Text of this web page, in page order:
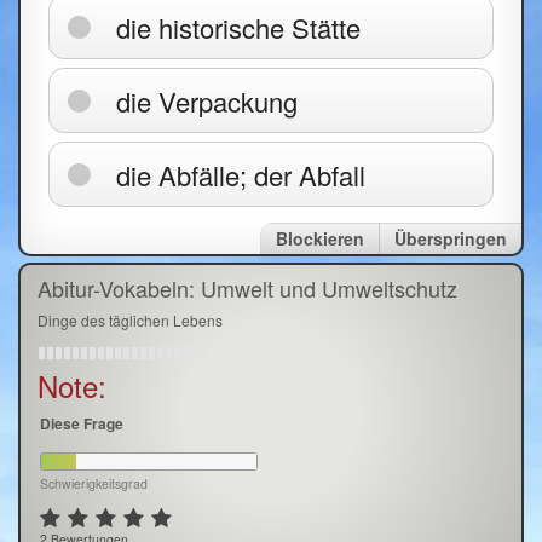
die historische Stätte
die Verpackung
die Abfälle; der Abfall
Überspringen
Blockieren
Abitur-Vokabeln: Umwelt und Umweltschutz
Dinge des täglichen Lebens
Note:
Diese Frage
Schwierigkeitsgrad